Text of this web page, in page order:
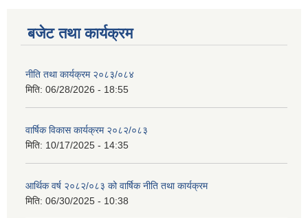
बजेट तथा कार्यक्रम
नीति तथा कार्यक्रम २०८३/०८४
मिति: 06/28/2026 - 18:55
वार्षिक विकास कार्यक्रम २०८२/०८३
मिति: 10/17/2025 - 14:35
आर्थिक वर्ष २०८२/०८३ को वार्षिक नीति तथा कार्यक्रम
मिति: 06/30/2025 - 10:38